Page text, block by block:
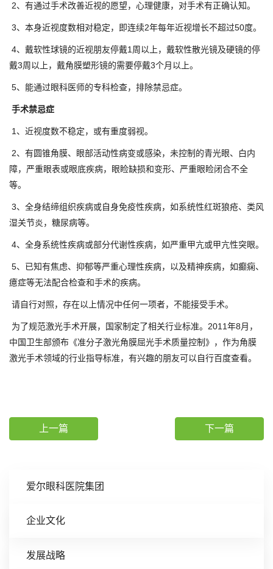
爱尔眼科医院集团
企业文化
发展战略
2、有通过手术改善近视的愿望，心理健康，对手术有正确认知。
3、本身近视度数相对稳定，即连续2年每年近视增长不超过50度。
4、戴软性球镜的近视朋友停戴1周以上，戴软性散光镜及硬镜的停
戴3周以上，戴角膜塑形镜的需要停戴3个月以上。
5、能通过眼科医师的专科检查，排除禁忌症。
手术禁忌症
1、近视度数不稳定，或有重度弱视。
2、有圆锥角膜、眼部活动性病变或感染，未控制的青光眼、白内
障，严重眼表或眼底疾病，眼睑缺损和变形、严重眼睑闭合不全
等。
3、全身结缔组织疾病或自身免疫性疾病，如系统性红斑狼疮、类风
湿关节炎，糖尿病等。
4、全身系统性疾病或部分代谢性疾病，如严重甲亢或甲亢性突眼。
5、已知有焦虑、抑郁等严重心理性疾病，以及精神疾病，如癫痫、
癔症等无法配合检查和手术的疾病。
请自行对照，存在以上情况中任何一项者，不能接受手术。
为了规范激光手术开展，国家制定了相关行业标准。2011年8月，
中国卫生部颁布《准分子激光角膜屈光手术质量控制》，作为角膜
激光手术领域的行业指导标准，有兴趣的朋友可以自行百度查看。
上一篇 下一篇